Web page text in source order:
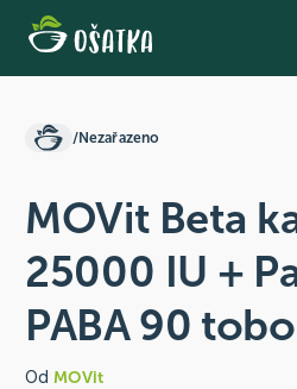
/Nezařazeno
MOVit Beta
25000 IU +
PABA 90
Od MOVit